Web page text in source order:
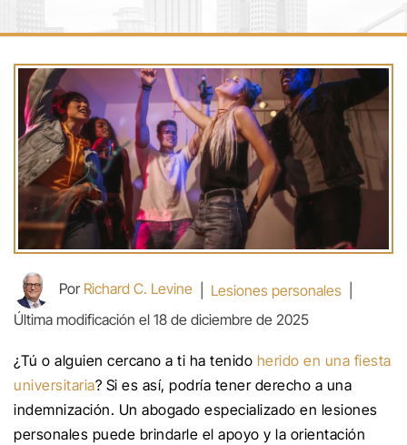
Por Richard C. Levine Lesiones personales
Última modificación el 18 de diciembre de 2025
¿Tú o alguien cercano a ti ha tenido herido en una fiesta
universitaria? Si es así, podría tener derecho a una
indemnización. Un abogado especializado en lesiones
personales puede brindarle el apoyo y la orientación